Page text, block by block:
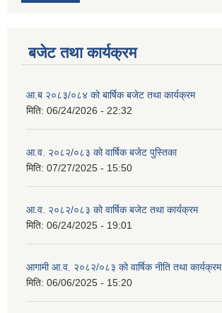
बजेट तथा कार्यक्रम
आ.ब २०८३/०८४ को बार्षिक बजेट तथा कार्यक्रम
मिति: 06/24/2026 - 22:32
आ.व. २०८२/०८३ को वार्षिक बजेट पुस्तिका
मिति: 07/27/2025 - 15:50
आ.व. २०८२/०८३ को वार्षिक बजेट तथा कार्यक्रम
मिति: 06/24/2025 - 19:01
आगामी आ.व. २०८२/०८३ को वार्षिक नीति तथा कार्यक्रम
मिति: 06/06/2025 - 15:20